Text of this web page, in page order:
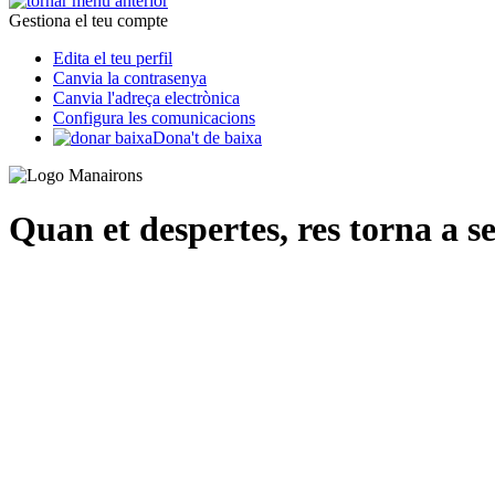
Gestiona el teu compte
Edita el teu perfil
Canvia la contrasenya
Canvia l'adreça electrònica
Configura les comunicacions
Dona't de baixa
Quan et despertes, res torna a